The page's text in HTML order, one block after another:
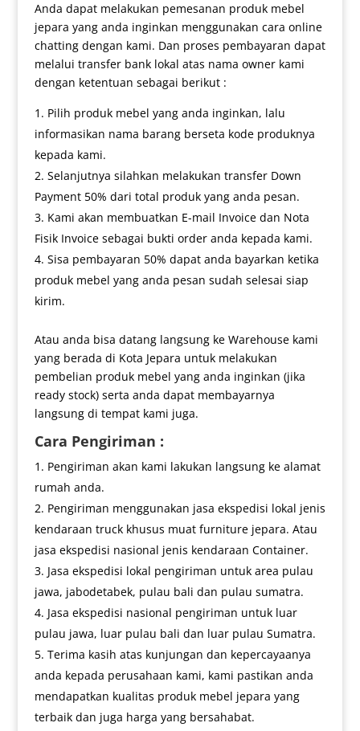
Anda dapat melakukan pemesanan produk mebel
jepara yang anda inginkan menggunakan cara online
chatting dengan kami. Dan proses pembayaran dapat
melalui transfer bank lokal atas nama owner kami
dengan ketentuan sebagai berikut :
Pilih produk mebel yang anda inginkan, lalu
informasikan nama barang berseta kode produknya
kepada kami.
Selanjutnya silahkan melakukan transfer Down
Payment 50% dari total produk yang anda pesan.
Kami akan membuatkan E-mail Invoice dan Nota
Fisik Invoice sebagai bukti order anda kepada kami.
Sisa pembayaran 50% dapat anda bayarkan ketika
produk mebel yang anda pesan sudah selesai siap
kirim.
Atau anda bisa datang langsung ke Warehouse kami
yang berada di Kota Jepara untuk melakukan
pembelian produk mebel yang anda inginkan (jika
ready stock) serta anda dapat membayarnya
langsung di tempat kami juga.
Cara Pengiriman :
Pengiriman akan kami lakukan langsung ke alamat
rumah anda.
Pengiriman menggunakan jasa ekspedisi lokal jenis
kendaraan truck khusus muat furniture jepara. Atau
jasa ekspedisi nasional jenis kendaraan Container.
Jasa ekspedisi lokal pengiriman untuk area pulau
jawa, jabodetabek, pulau bali dan pulau sumatra.
Jasa ekspedisi nasional pengiriman untuk luar
pulau jawa, luar pulau bali dan luar pulau Sumatra.
Terima kasih atas kunjungan dan kepercayaanya
anda kepada perusahaan kami, kami pastikan anda
mendapatkan kualitas produk mebel jepara yang
terbaik dan juga harga yang bersahabat.